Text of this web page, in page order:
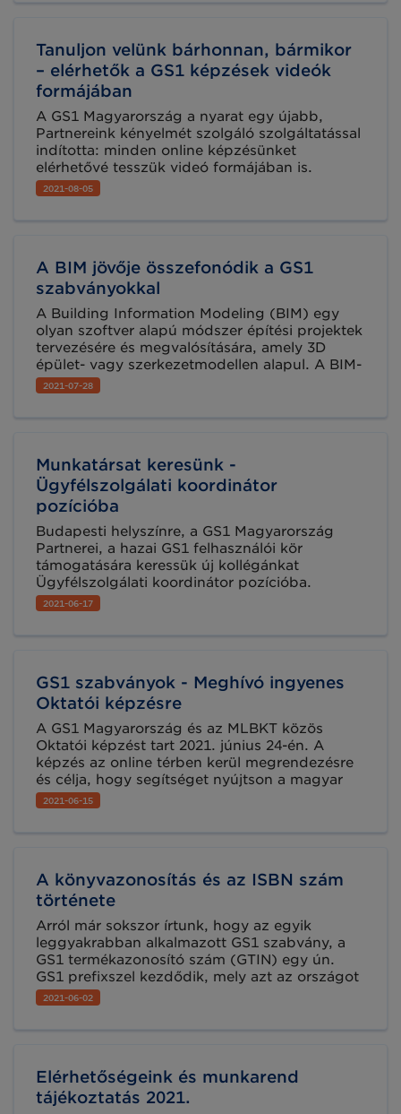
Tanuljon velünk bárhonnan, bármikor
– elérhetők a GS1 képzések videók
formájában
A GS1 Magyarország a nyarat egy újabb,
Partnereink kényelmét szolgáló szolgáltatással
indította: minden online képzésünket
elérhetővé tesszük videó formájában is.
Mostantól egy gyors regisztrációt követően
bárhonnan, bármikor és akárhányszor
2021-08-05
A BIM jövője összefonódik a GS1
szabványokkal
A Building Information Modeling (BIM) egy
olyan szoftver alapú módszer építési projektek
tervezésére és megvalósítására, amely 3D
épület- vagy szerkezetmodellen alapul. A BIM-
et világszerte alkalmazzák, átlátható
projektkezelést és magas szintű
azonosítás sem, melyre egyre több országban
a GS1 szabványokat alkalmazzák.
2021-07-28
Munkatársat keresünk -
Ügyfélszolgálati koordinátor
pozícióba
Budapesti helyszínre, a GS1 Magyarország
Partnerei, a hazai GS1 felhasználói kör
támogatására keressük új kollégánkat
Ügyfélszolgálati koordinátor pozícióba.
2021-06-17
GS1 szabványok - Meghívó ingyenes
Oktatói képzésre
A GS1 Magyarország és az MLBKT közös
Oktatói képzést tart 2021. június 24-én. A
képzés az online térben kerül megrendezésre
és célja, hogy segítséget nyújtson a magyar
egyetemi és felnőttképzésben dolgozó
kollégák szakmai ismereteink fejlesztésében.
2021-06-15
A könyvazonosítás és az ISBN szám
története
Arról már sokszor írtunk, hogy az egyik
leggyakrabban alkalmazott GS1 szabvány, a
GS1 termékazonosító szám (GTIN) egy ún.
GS1 prefixszel kezdődik, mely azt az országot
azonosítja, amely ország GS1 tagszervezetével
a gyártó vagy forgalmazó licenc szerződést
érdekes!
2021-06-02
Elérhetőségeink és munkarend
tájékoztatás 2021.